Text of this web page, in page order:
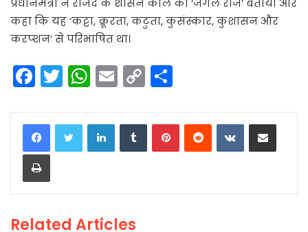
कहा कि यह ‘कट्टा, क्रूरता, कटुता, कुसंस्कार, कुशासन और
करप्शन’ से परिभाषित था।
F
a
c
e
b
o
T
w
itt
er
W
h
a
ts
p
E
m
ai
C
o
p
n
ar
LinkedInTumblrPinterestReddit VKontakteShare via Email
Print
Related Articles